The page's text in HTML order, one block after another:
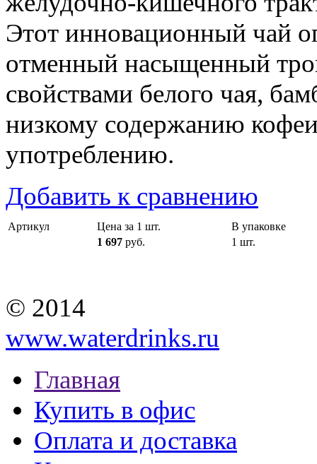
Этот инновационный чай
отменный насыщенный
свойствами белого чая,
низкому содержанию
употреблению.
Добавить к сравнению
Артикул Цена за 1 шт.
В упаковке
1 697 руб. 1 шт.
© 2014
www.waterdrinks.ru
Главная
Купить в офис
Оплата и доставка